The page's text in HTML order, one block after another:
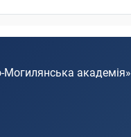
Могилянська академія»